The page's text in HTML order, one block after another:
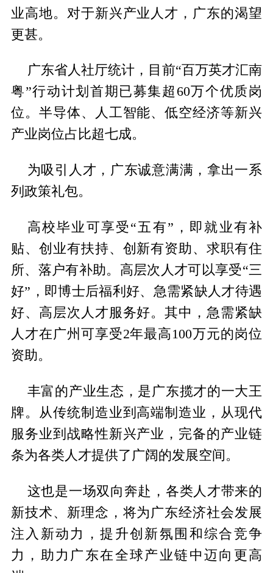
业高地。对于新兴产业人才，广东的渴望
更甚。
广东省人社厅统计，目前“百万英才汇南
粤”行动计划首期已募集超60万个优质岗
位。半导体、人工智能、低空经济等新兴
产业岗位占比超七成。
为吸引人才，广东诚意满满，拿出一系
列政策礼包。
高校毕业可享受“五有”，即就业有补
贴、创业有扶持、创新有资助、求职有住
所、落户有补助。高层次人才可以享受“三
好”，即博士后福利好、急需紧缺人才待遇
好、高层次人才服务好。其中，急需紧缺
人才在广州可享受2年最高100万元的岗位
资助。
丰富的产业生态，是广东揽才的一大王
牌。从传统制造业到高端制造业，从现代
服务业到战略性新兴产业，完备的产业链
条为各类人才提供了广阔的发展空间。
这也是一场双向奔赴，各类人才带来的
新技术、新理念，将为广东经济社会发展
注入新动力，提升创新氛围和综合竞争
力，助力广东在全球产业链中迈向更高